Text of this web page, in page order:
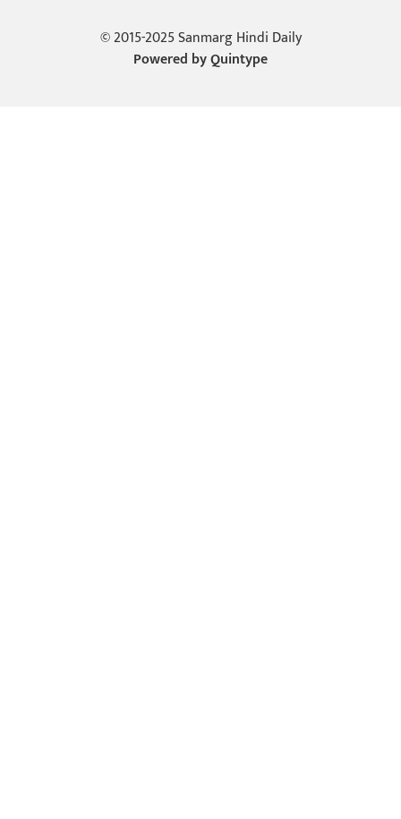
© 2015-2025 Sanmarg Hindi Daily
Powered byQuintype